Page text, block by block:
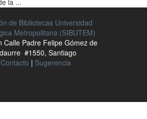
la ...
de Bibliotecas Universidad
Metropolitana (SIBUTEM)
Calle Padre Felipe Gómez de
#1550, Santiago
Contacto | Sugerencia